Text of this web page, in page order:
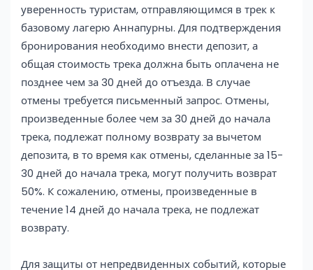
уверенность туристам, отправляющимся в трек к
базовому лагерю Аннапурны. Для подтверждения
бронирования необходимо внести депозит, а
общая стоимость трека должна быть оплачена не
позднее чем за 30 дней до отъезда. В случае
отмены требуется письменный запрос. Отмены,
произведенные более чем за 30 дней до начала
трека, подлежат полному возврату за вычетом
депозита, в то время как отмены, сделанные за 15-
30 дней до начала трека, могут получить возврат
50%. К сожалению, отмены, произведенные в
течение 14 дней до начала трека, не подлежат
возврату.
Для защиты от непредвиденных событий, которые